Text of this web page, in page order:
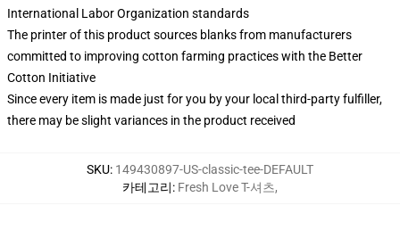
International Labor Organization standards
The printer of this product sources blanks from manufacturers
committed to improving cotton farming practices with the Better
Cotton Initiative
Since every item is made just for you by your local third-party fulfiller,
there may be slight variances in the product received
SKU: 149430897-US-classic-tee-DEFAULT
카테고리: Fresh Love T-셔츠,